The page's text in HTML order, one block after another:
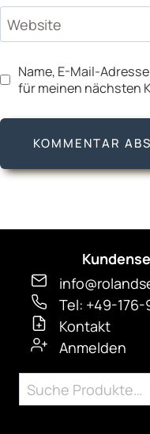
Website
Name, E-Mail-
für meinen nächsten
Tel: +49-176-
Kontakt
Anmelden